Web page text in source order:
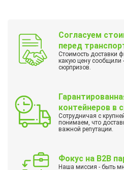
Согласуем
перед
Стоимость доставки
какую цену сообщили
сюрпризов.
контейнеров в
Сотрудничая с
понимаем, что
важной репутации.
Фокус на B2B
Наша миссия - быть